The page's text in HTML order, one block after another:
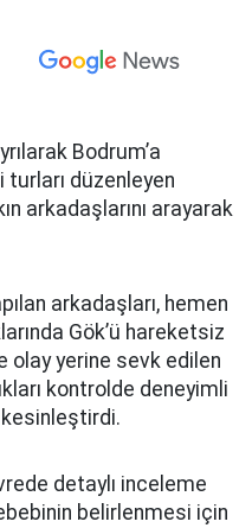
Bodrum’a
düzenleyen
arkadaşlarını arayarak
arkadaşları, hemen
Gök’ü hareketsiz
olay yerine sevk edilen
kontrolde deneyimli
kesinleştirdi.
detaylı inceleme
belirlenmesi için